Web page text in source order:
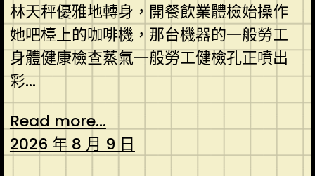
林天秤優雅地轉身，開餐飲業體檢始操作
她吧檯上的咖啡機，那台機器的一般勞工
身體健康檢查蒸氣一般勞工健檢孔正噴出
彩...
Read more...
2026 年 8 月 9 日